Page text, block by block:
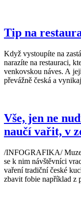
Tip na
Když vystoupíte na
narazíte na restauraci,
venkovskou náves. A
převážně česká a
Vše, jen ne
naučí vařit, v
/INFOGRAFIKA/
se k nim návštěvníci
vaření tradiční české
zbavit fobie například z